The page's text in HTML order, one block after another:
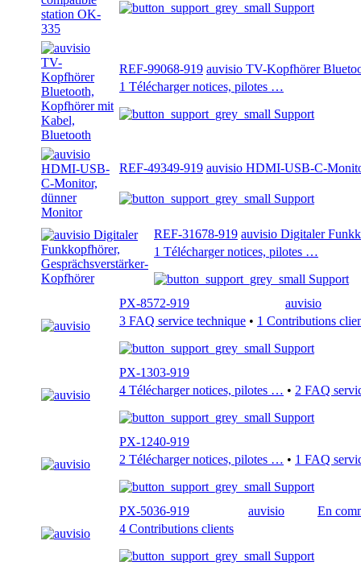
Support
REF-99068-919 auvisio TV-Kopfhörer
1 Télécharger notices, pilotes …
Support
REF-49349-919 auvisio HDMI-USB-C-
Support
REF-31678-919 auvisio Digitaler
1 Télécharger notices, pilotes …
Support
PX-8572-919
auvisio
3 FAQ service technique • 1 Contributions
Support
PX-1303-919
4 Télécharger notices, pilotes … • 2 FAQ
Support
PX-1240-919
2 Télécharger notices, pilotes … • 1 FAQ
Support
PX-5036-919
auvisio
En
4 Contributions clients
Support